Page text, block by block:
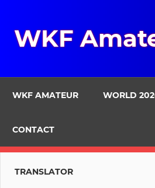
springen
WKF
WKF AMATEUR WORLD
CONTACT
TRANSLATOR